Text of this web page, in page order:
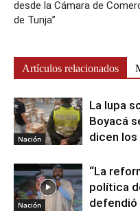
desde la Cámara de
de Tunja”
Artículos relacionados
Nación
La lupa
Boyacá
dicen
Nación
“La
política
defendió